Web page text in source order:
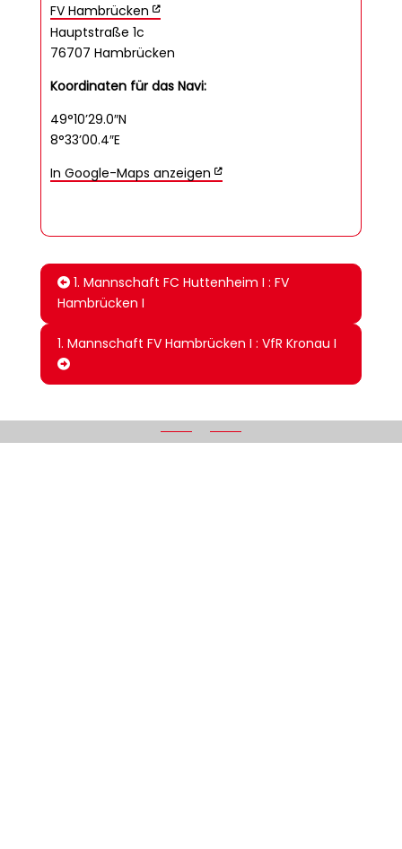
FV Hambrücken
Hauptstraße 1c
76707 Hambrücken
Koordinaten für das Navi:
49°10’29.0″N
8°33’00.4″E
In Google-Maps anzeigen
1. Mannschaft FC Huttenheim I : FV
Hambrücken I
1. Mannschaft FV Hambrücken I : VfR Kronau I